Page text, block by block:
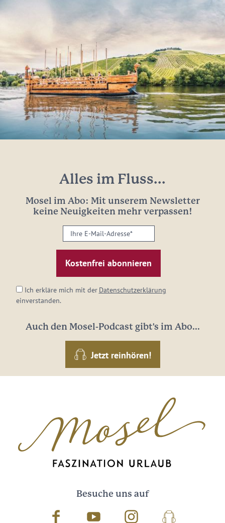
Alles im Fluss...
Mosel im Abo: Mit unserem Newsletter
keine Neuigkeiten mehr verpassen!
Ihre
E-
Mail-
Adresse:
Ich erkläre mich mit der Datenschutzerklärung
einverstanden.
Auch den Mosel-Podcast gibt's im Abo...
Jetzt reinhören!
Besuche uns auf
Facebook Youtube InstagramPodcast